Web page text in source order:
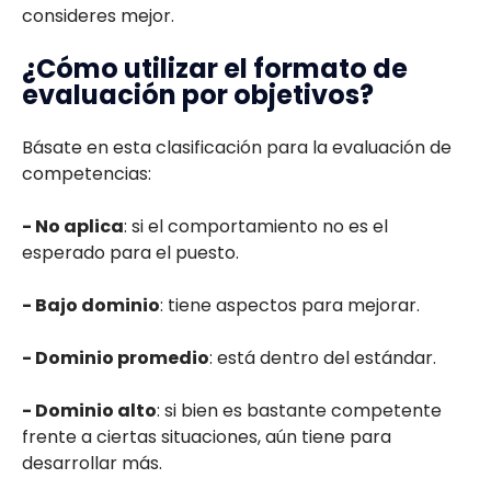
consideres mejor.
¿Cómo utilizar el formato de
evaluación por objetivos?
Básate en esta clasificación para la evaluación de
competencias:
- No aplica: si el comportamiento no es el
esperado para el puesto.
- Bajo dominio: tiene aspectos para mejorar.
- Dominio promedio: está dentro del estándar.
- Dominio alto: si bien es bastante competente
frente a ciertas situaciones, aún tiene para
desarrollar más.